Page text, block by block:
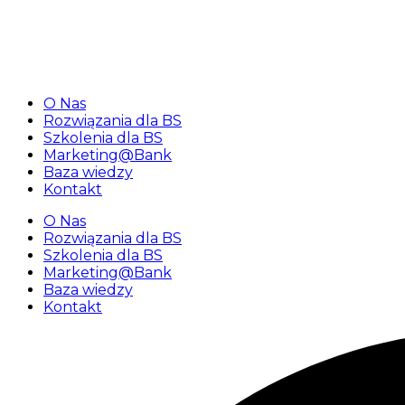
O Nas
Rozwiązania dla BS
Szkolenia dla BS
Marketing@Bank
Baza wiedzy
Kontakt
O Nas
Rozwiązania dla BS
Szkolenia dla BS
Marketing@Bank
Baza wiedzy
Kontakt